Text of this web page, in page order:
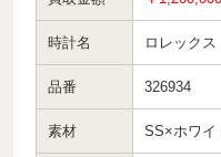
時計名 ロレック
品番 326934
素材 SS×ホワイ